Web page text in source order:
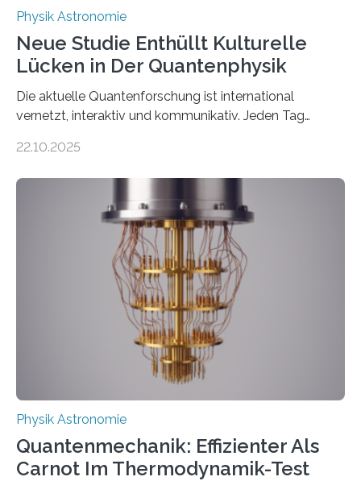
Physik Astronomie
Neue Studie Enthüllt Kulturelle
Lücken in Der Quantenphysik
Die aktuelle Quantenforschung ist international
vernetzt, interaktiv und kommunikativ. Jeden Tag
oft von Autor*innen, die eng zusammenarbeiten. Neue
werden schnell weiterentwickelt. Dies ist der Alltag in
der Forschung der Quantentheorie, die dieses Jahr 100
Jahre alt geworden ist, weshalb die UNESCO 2025 zum
Internationalen Jahr der Quantenwissenschaft und -
technologie ausgerufen hat. Doch nun hat eine
internationale Forschungsgruppe um den
22.10.2025
Physik Astronomie
Quantenmechanik: Effizienter Als
Carnot Im Thermodynamik-Test